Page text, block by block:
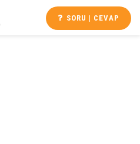
SORU | CEVAP